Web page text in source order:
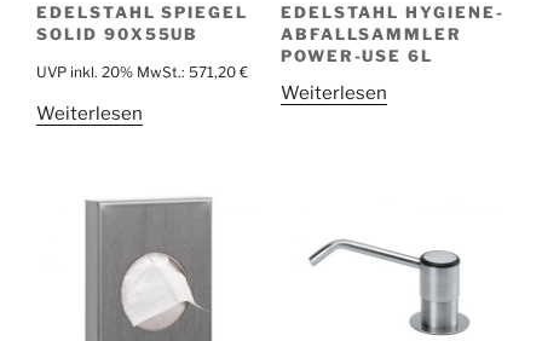
EDELSTAHL SPIEGEL
SOLID 90X55UB
UVP inkl. 20% MwSt.: 571,20 €
Weiterlesen
EDELSTAHL HYGIENE-
ABFALLSAMMLER
POWER-USE 6L
Weiterlesen